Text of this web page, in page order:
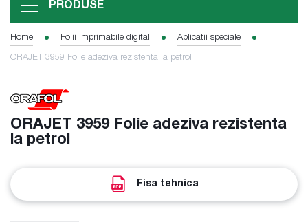
PRODUSE
Home Folii imprimabile digital Aplicatii speciale
ORAJET 3959 Folie adeziva rezistenta la petrol
ORAJET 3959 Folie adeziva rezistenta
la petrol
Fisa tehnica